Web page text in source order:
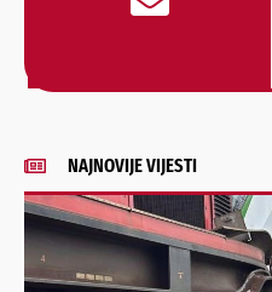
NAJNOVIJE VIJESTI